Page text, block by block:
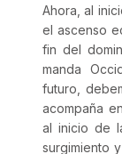
Ahora, al
el ascenso
fin del
manda
futuro,
acompaña
al inicio de
surgimiento